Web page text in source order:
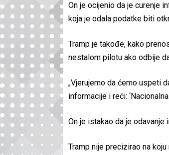
On je ocijenio da je curenje
koja je odala podatke biti
Tramp je takođe, kako
nestalom pilotu ako odbije
„Vjerujemo da ćemo uspeti
informacije i reći:
On je istakao da je odavanje
Tramp nije precizirao na